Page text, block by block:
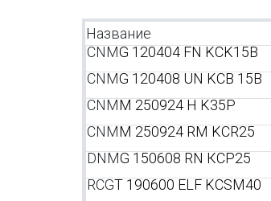
Название
CNMG 120404 FN KCK15B
CNMG 120408 UN KCB 15B
CNMM 250924 H K35P
CNMM 250924 RM KCR25
DNMG 150608 RN КСР25
RCGT 190600 ELF KCSM40